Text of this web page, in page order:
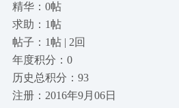
精华：0帖
求助：1帖
帖子：1帖 | 2回
年度积分：0
历史总积分：93
注册：2016年9月06日